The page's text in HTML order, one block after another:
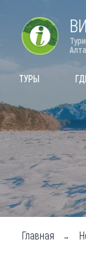
Форум
Туры
ТУРЫ
Главная